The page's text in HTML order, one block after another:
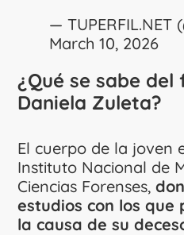
— TUPERFIL.NET
March 10, 2026
¿Qué se sabe
Daniela Zuleta?
El cuerpo de la joven
Instituto Nacional de
Ciencias Forenses,
estudios con los
la causa de su